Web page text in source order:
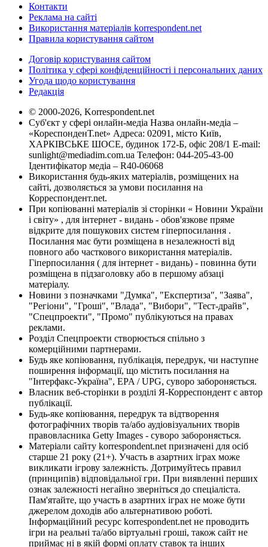
Контакти
Реклама на сайті
Використання матеріалів korrespondent.net
Правила користування сайтом
Договір користування сайтом
Політика у сфері конфіденційності і персональних даних
Угода щодо користування
Редакція
© 2000-2026, Korrespondent.net
Суб'єкт у сфері онлайн-медіа Назва онлайн-медіа –
«КореспонденТ.net» Адреса: 02091, місто Київ,
ХАРКІВСЬКЕ ШОСЕ, будинок 172-Б, офіс 208/1 E-mail:
sunlight@mediadim.com.ua Телефон: 044-205-43-00
Ідентифікатор медіа – R40-06068
Використання будь-яких матеріалів, розміщених на
сайті, дозволяється за умови посилання на
Корреспондент.net.
При копіюванні матеріалів зі сторінки « Новини України
і світу» , для інтернет - видань - обов'язкове пряме
відкрите для пошукових систем гіперпосилання .
Посилання має бути розміщена в незалежності від
повного або часткового використання матеріалів.
Гіперпосилання ( для інтернет - видань) - повинна бути
розміщена в підзаголовку або в першому абзаці
матеріалу.
Новини з позначками "Думка", "Експертиза", "Заява",
"Регіони", "Гроші", "Влада", "Вибори", "Тест-драйв",
"Спецпроекти", "Промо" публікуються на правах
реклами.
Розділ Спецпроекти створюється спільно з
комерційними партнерами.
Будь яке копіювання, публікація, передрук, чи наступне
поширення інформації, що містить посилання на
"Інтерфакс-Україна", EPA / UPG, суворо забороняється.
Власник веб-сторінки в розділі Я-Корреспондент є автор
публікації.
Будь-яке копіювання, передрук та відтворення
фотографічних творів та/або аудіовізуальних творів
правовласника Getty Images - суворо забороняється.
Матеріали сайту korrespondent.net призначені для осіб
старше 21 року (21+). Участь в азартних іграх може
викликати ігрову залежність. Дотримуйтесь правил
(принципів) відповідальної гри. При виявленні перших
ознак залежності негайно зверніться до спеціаліста.
Пам'ятайте, що участь в азартних іграх не може бути
джерелом доходів або альтернативою роботі.
Інформаційний ресурс korrespondent.net не проводить
ігри на реальні та/або віртуальні гроші, також сайт не
приймає ні в якій формі оплату ставок та інших